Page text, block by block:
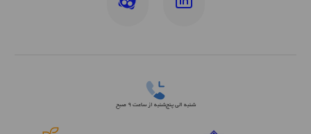
شنبه الی پنج‌شنبه از ساعت 9 صبح